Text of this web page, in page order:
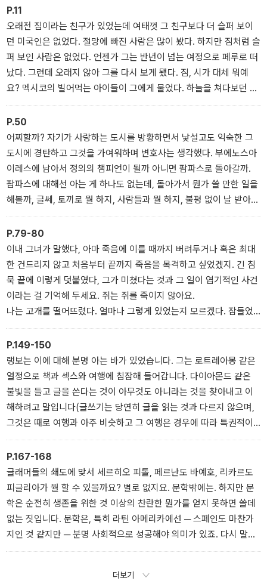
볼라뇨는 이러한 이야기와 강연의 자유로운 조합, 생각 거리를 주는
허구와 문학 비평의 혼합을 통해 문학과 용기에 관한 씁쓸할 만큼 아
이러니한 생각들을 전한다. 그는 2004년 이 작품으로 칠레 알타소르
소설상을 수상하였다.
P.11
오래전 짐이라는 친구가 있었는데 여태껏 그 친구보다 더 슬퍼 보이
던 미국인은 없었다. 절망에 빠진 사람은 많이 봤다. 하지만 짐처럼 슬
퍼 보인 사람은 없었다. 언젠가 그는 반년이 넘는 여정으로 페루로 떠
났다. 그런데 오래지 않아 그를 다시 보게 됐다. 짐, 시가 대체 뭐예
요? 멕시코의 빌어먹는 아이들이 그에게 물었다. 하늘을 쳐다보던 짐
은 그 말을 듣더니 구역질을 했다. 어휘, 능변, 진리 추구. 주현절. 네
앞에 성모께서 현현하시는 것과 같은 거지. (……) 난 이제 시인으로서
기발한 뭔가를 찾아서 그걸 쉬운 말로 표현할 거야. 쉽고 흔한 말이 있
을 것 같아? 난 있다고 생각해, 짐이 말했다.(본문 11면, 「짐」 중에서)
P.50
어찌할까? 자기가 사랑하는 도시를 방황하면서 낯설고도 익숙한 그
도시에 경탄하고 그것을 가여워하며 변호사는 생각했다. 부에노스아
이레스에 남아서 정의의 챔피언이 될까 아니면 팜파스로 돌아갈까.
팜파스에 대해선 아는 게 하나도 없는데, 돌아가서 뭔가 쓸 만한 일을
해볼까, 글쎄, 토끼로 뭘 하지, 사람들과 뭘 하지, 불평 없이 날 받아
주고 또 날 참아 주는 그 가여운 사람들과 말이야. 도시의 그림자들은
그에게 어떤 해답도 주지 않았다. 너희 그림자들은 늘 그렇게 말이 없
구나, 페레다는 한탄했다.(본문 50면, 「참을 수 없는 가우초」 중에서)
P.79-80
이내 그녀가 말했다, 아마 죽음에 이를 때까지 버려두거나 혹은 최대
한 건드리지 않고 처음부터 끝까지 죽음을 목격하고 싶었겠지. 긴 침
묵 끝에 이렇게 덧붙였다, 그가 미쳤다는 것과 그 일이 엽기적인 사건
이라는 걸 기억해 두세요. 쥐는 쥐를 죽이지 않아요.
나는 고개를 떨어뜨렸다. 얼마나 그렇게 있었는지 모르겠다. 잠들었
었는지도 모를 일이다. 이내 내 어깨에 서장의 발톱이 느껴졌다. 자기
를 따르라고 했다. 우리는 말없이 왔던 길을 되돌아갔다. 예상대로 시
체 공시소에 있던 엑토르의 시체는 사라지고 없었다. 어디에 있느냐
고 물었다. 포식자의 배 속에 있길 바라네, 서장이 말했다. 그리고 이
미 알고 있는 얘기를 들어야 했다. 누구한테든 엑토르 건에 대해 언급
하는 것은 철저히 금지됐다. 사건은 종결됐고 내가 할 수 있는 최선은
그 사건을 잊고 일하며 살아가는 것이었다.(본문 79~80면, 「경찰 쥐」
P.149-150
랭보는 이에 대해 분명 아는 바가 있었습니다. 그는 로트레아몽 같은
열정으로 책과 섹스와 여행에 침잠해 들어갑니다. 다이아몬드 같은
불빛을 들고 글을 쓴다는 것이 아무것도 아니라는 것을 찾아내고 이
해하려고 말입니다(글쓰기는 당연히 글을 읽는 것과 다르지 않으며,
그것은 때로 여행과 아주 비슷하고 그 여행은 경우에 따라 특권적이
기도 하죠. 또한 글쓰기는 섹스와도 같습니다. 랭보에 따르면, 그 모든
게 신기루 같지요. 거기엔 오직 사막만 있을 뿐이며 우리를 비열하게
만드는 오아시스의 머나먼 빛이 가끔 보일 따름입니다). 이제 말라르
메가 등장합니다. 그 모든 위대한 시인들보다 순진하지 않았던 그는
우리에게 여행을 하라고, 다시 여행을 해야 한다고 말합니다. 그러니
이에 익숙하지 않은 독자는 의심하게 되지요. (……) 내 생각에 그 대
답은 아주 간단합니다. 말라르메는 여행과 여행자의 운명이 어떤지
는 것입니다. 우리가 치료를 위해 해독제나 약을 찾을 때, 새로운 것,
P.167-168
글래머들의 쇄도에 맞서 세르히오 피톨, 페르난도 바예호, 리카르도
피글리아가 뭘 할 수 있을까요? 별로 없지요. 문학밖에는. 하지만 문
학은 순전히 생존을 위한 것 이상의 찬란한 뭔가를 얻지 못하면 쓸데
없는 짓입니다. 문학은, 특히 라틴 아메리카에선 ─ 스페인도 마찬가
지인 것 같지만 ─ 분명 사회적으로 성공해야 의미가 있죠. 다시 말해,
엄청난 인쇄 부수에 서른 개 이상의 언어로 번역되고(스무 개 언어 정
섯 번째 언어가 없어서가 아니라, 에바 루나의 마술적 사실주의 아바
더보기